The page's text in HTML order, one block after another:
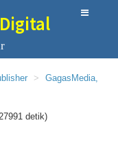
GagasMedia,
detik)